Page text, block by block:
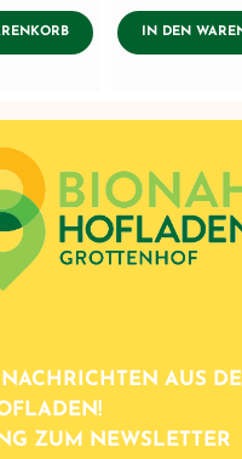
ADDTOCARTIN DEN
AUS
ZUM NEWSLETTER